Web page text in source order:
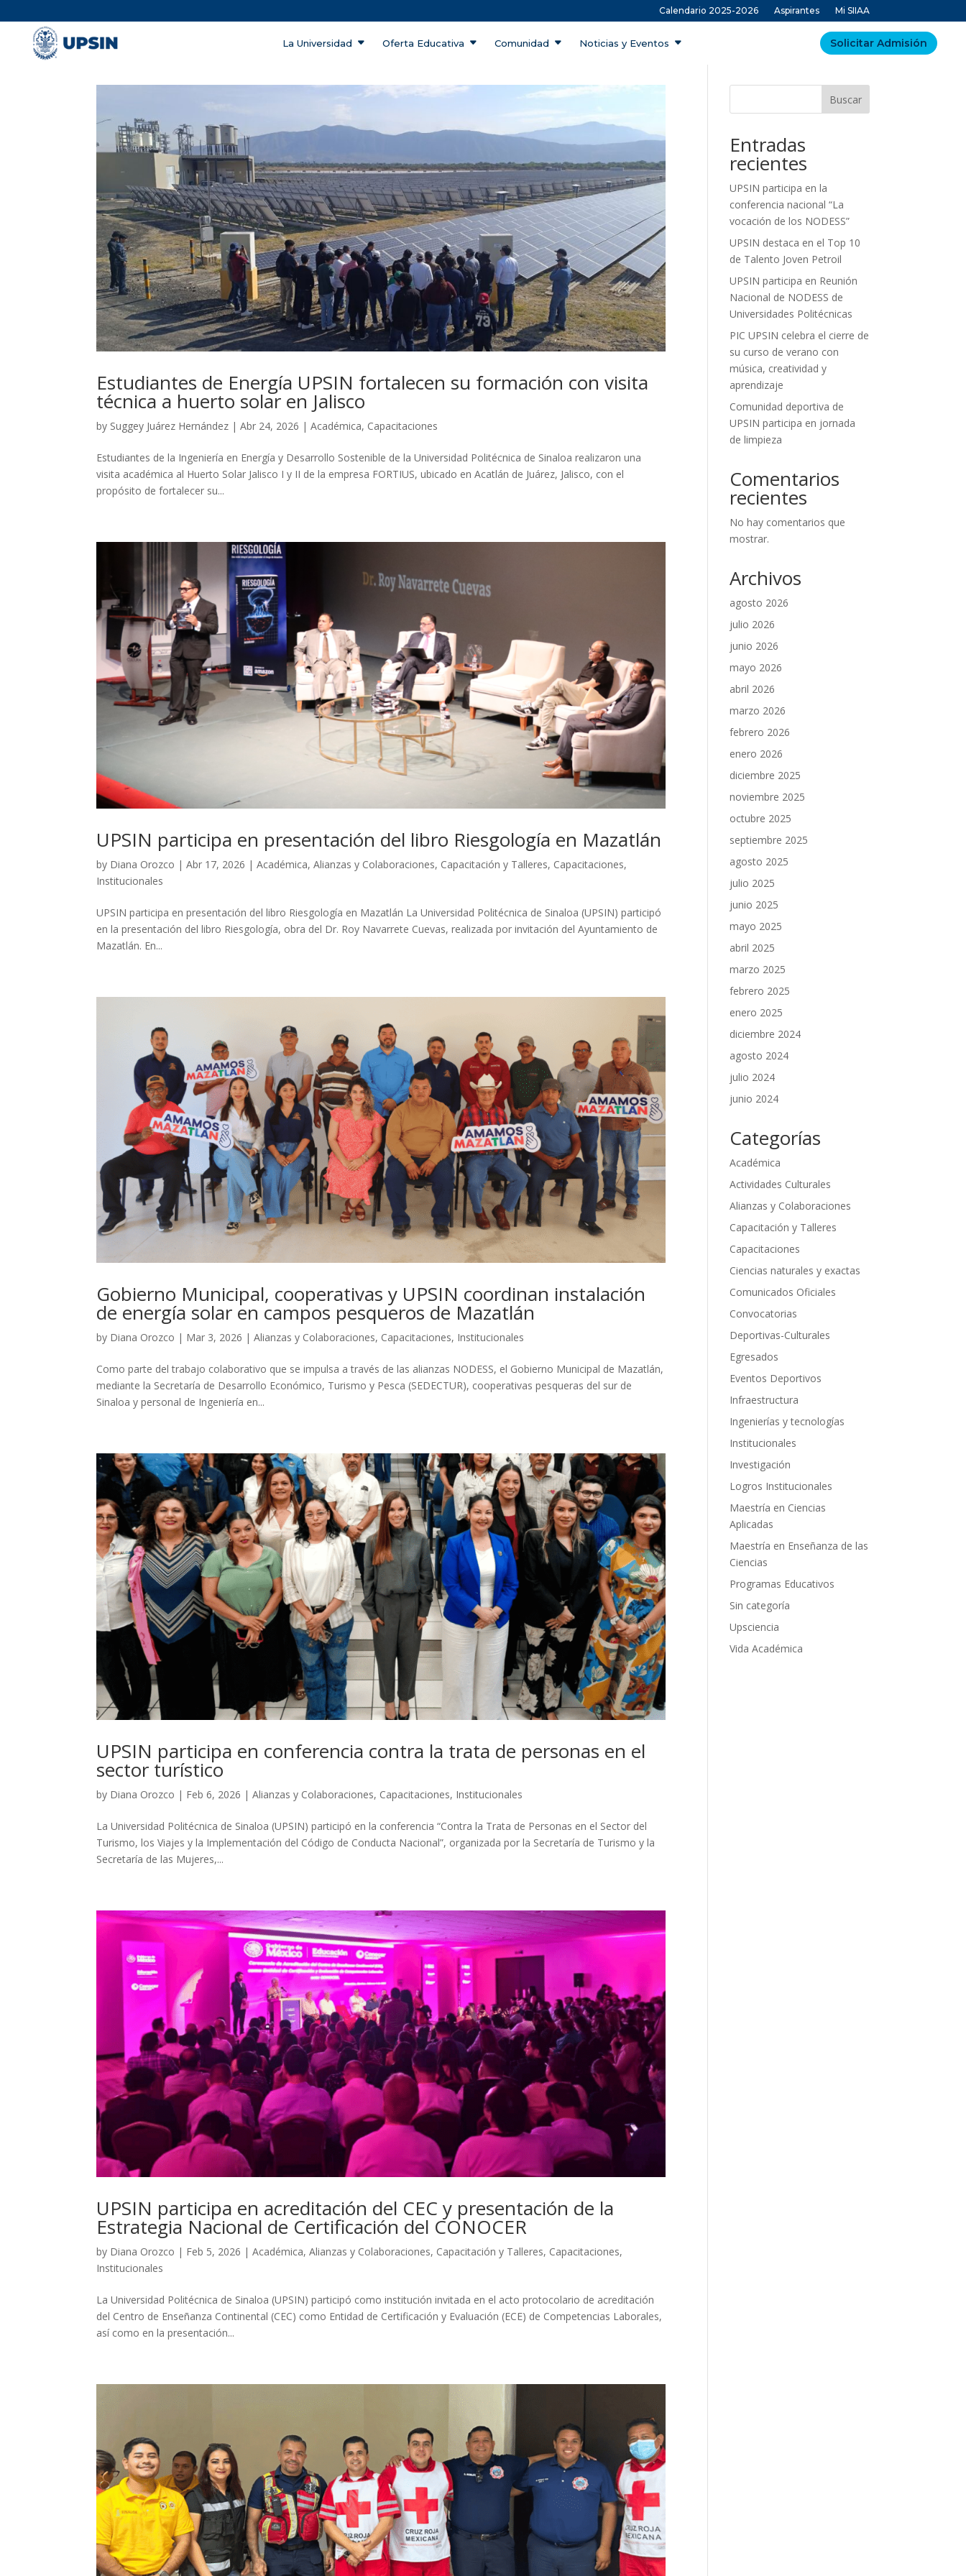
Calendario 2025-2026 Aspirantes Mi SIIAA
La Universidad Oferta Educativa Comunidad Noticias y Eventos Solicitar Admisión
Estudiantes de Energía UPSIN fortalecen su formación con visita
técnica a huerto solar en Jalisco
by Suggey Juárez Hernández |Abr 24, 2026 |Académica, Capacitaciones
Estudiantes de la Ingeniería en Energía y Desarrollo Sostenible de la Universidad Politécnica de Sinaloa realizaron una
visita académica al Huerto Solar Jalisco I y II de la empresa FORTIUS, ubicado en Acatlán de Juárez, Jalisco, con el
propósito de fortalecer su...
UPSIN participa en presentación del libro Riesgología en Mazatlán
by Diana Orozco |Abr 17, 2026 |Académica,Alianzas y Colaboraciones, Capacitación y Talleres, Capacitaciones,
Institucionales
UPSIN participa en presentación del libro Riesgología en Mazatlán La Universidad Politécnica de Sinaloa (UPSIN) participó
en la presentación del libro Riesgología, obra del Dr. Roy Navarrete Cuevas, realizada por invitación del Ayuntamiento de
Mazatlán. En...
Gobierno Municipal, cooperativas y UPSIN coordinan instalación
de energía solar en campos pesqueros de Mazatlán
by Diana Orozco | Mar 3, 2026 |Alianzas y Colaboraciones, Capacitaciones, Institucionales
Como parte del trabajo colaborativo que se impulsa a través de las alianzas NODESS, el Gobierno Municipal de Mazatlán,
mediante la Secretaría de Desarrollo Económico, Turismo y Pesca (SEDECTUR), cooperativas pesqueras del sur de
Sinaloa y personal de Ingeniería en...
UPSIN participa en conferencia contra la trata de personas en el
sector turístico
by Diana Orozco | Feb 6, 2026 |Alianzas y Colaboraciones, Capacitaciones, Institucionales
La Universidad Politécnica de Sinaloa (UPSIN) participó en la conferencia “Contra la Trata de Personas en el Sector del
Turismo, los Viajes y la Implementación del Código de Conducta Nacional”, organizada por la Secretaría de Turismo y la
Secretaría de las Mujeres,...
UPSIN participa en acreditación del CEC y presentación de la
Estrategia Nacional de Certificación del CONOCER
by Diana Orozco | Feb 5, 2026 |Académica,Alianzas y Colaboraciones, Capacitación y Talleres, Capacitaciones,
Institucionales
La Universidad Politécnica de Sinaloa (UPSIN) participó como institución invitada en el acto protocolario de acreditación
del Centro de Enseñanza Continental (CEC) como Entidad de Certificación y Evaluación (ECE) de Competencias Laborales,
así como en la presentación...
Buscar
Entradas
recientes
UPSIN participa en la
conferencia nacional “La
vocación de los NODESS”
UPSIN destaca en el Top 10
de Talento Joven Petroil
UPSIN participa en Reunión
Nacional de NODESS de
Universidades Politécnicas
PIC UPSIN celebra el cierre de
su curso de verano con
música, creatividad y
aprendizaje
Comunidad deportiva de
UPSIN participa en jornada
de limpieza
Comentarios
recientes
No hay comentarios que
mostrar.
Archivos
agosto 2026
julio 2026
junio 2026
mayo 2026
abril 2026
marzo 2026
febrero 2026
enero 2026
diciembre 2025
noviembre 2025
octubre 2025
septiembre 2025
agosto 2025
julio 2025
junio 2025
mayo 2025
abril 2025
marzo 2025
febrero 2025
enero 2025
diciembre 2024
agosto 2024
julio 2024
junio 2024
Categorías
Académica
Actividades Culturales
Alianzas y Colaboraciones
Capacitación y Talleres
Capacitaciones
Ciencias naturales y exactas
Comunicados Oficiales
Convocatorias
Deportivas-Culturales
Egresados
Eventos Deportivos
Infraestructura
Ingenierías y tecnologías
Institucionales
Investigación
Logros Institucionales
Maestría en Ciencias
Aplicadas
Maestría en Enseñanza de las
Ciencias
Programas Educativos
Sin categoría
Upsciencia
Vida Académica